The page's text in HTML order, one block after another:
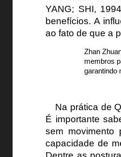
YANG; SHI,
benefícios. A
ao fato de que a
Zhan
membros
garantindo
Na prática de
É importante
sem movimento
capacidade de